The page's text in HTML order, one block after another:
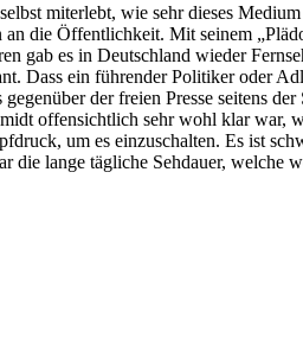
miterlebt, wie sehr dieses
die Öffentlichkeit. Mit seinem
gab es in Deutschland wieder
Dass ein führender Politiker oder
der freien Presse seitens der
offensichtlich sehr wohl klar war,
um es einzuschalten. Es ist
die lange tägliche Sehdauer, welche